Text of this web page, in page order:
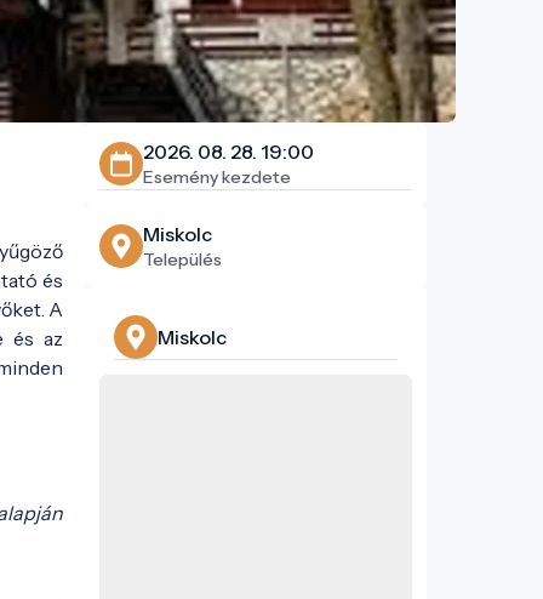
és
A
és az
2026. 08. 28. 19:00
Esemény kezdete
Miskolc
Település
Miskolc